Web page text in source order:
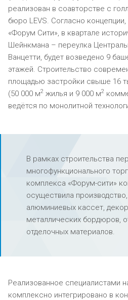
реализован в соавторстве с
бюро LEVS. Согласно
«Форум Сити», в квартале
Шейнкмана – переулка
Ванцетти, будет возведено 9
этажей. Строительство
площадью застройки свыше 16
(50 000 м2 жилья и 9 000 м2
ведётся по монолитной
В рамках строительства
многофункционального
комплекса «Форум-сити»
осуществила
алюминиевых кассет,
металлических бордюров,
отделочных материалов.
Реализованное специалистами
комплексно интегрировано в